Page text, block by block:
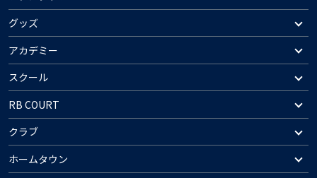
グッズ
アカデミー
スクール
RB COURT
クラブ
ホームタウン